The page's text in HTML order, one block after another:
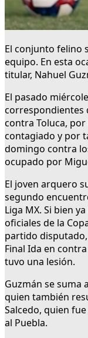
El conjunto felino
equipo. En esta
titular, Nahuel
El pasado
correspondientes
contra Toluca, por
contagiado y por
domingo contra
ocupado por
El joven arquero
segundo
Liga MX. Si bien
oficiales de la
partido
Final Ida en
tuvo una lesión.
Guzmán se suma
quien también
Salcedo, quien
al Puebla.